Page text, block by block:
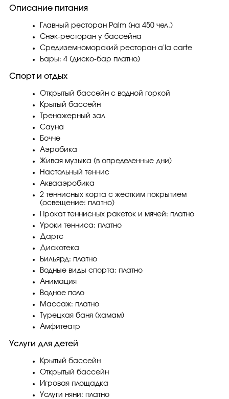
Описание питания
Главный ресторан Palm (на 450 чел.)
Снэк-ресторан у бассейна
Средиземноморский ресторан a'la carte
Бары: 4 (диско-бар платно)
Спорт и отдых
Открытый бассейн с водной горкой
Крытый бассейн
Тренажерный зал
Сауна
Бочче
Аэробика
Живая музыка (в определенные дни)
Настольный теннис
Аквааэробика
2 теннисных корта с жестким покрытием
(освещение: платно)
Прокат теннисных ракеток и мячей: платно
Уроки тенниса: платно
Дартс
Дискотека
Бильярд: платно
Водные виды спорта: платно
Анимация
Водное поло
Массаж: платно
Турецкая баня (хамам)
Амфитеатр
Услуги для детей
Крытый бассейн
Открытый бассейн
Игровая площадка
Услуги няни: платно